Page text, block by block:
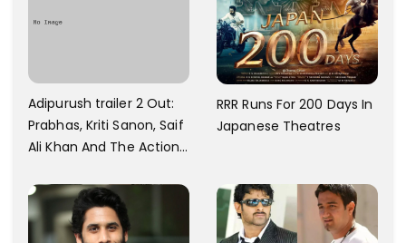
Adipurush trailer 2 Out:
Prabhas, Kriti Sanon, Saif
Ali Khan And The Action
RRR Runs For 200 Days In
Japanese Theatres